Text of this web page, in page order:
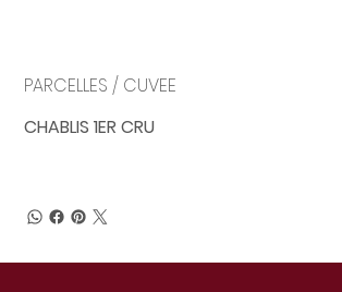
PARCELLES / CUVEE
CHABLIS 1ER CRU